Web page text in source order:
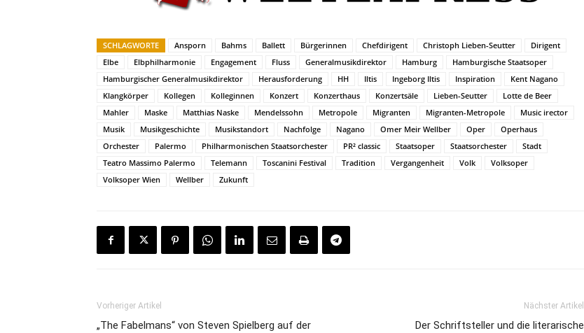
SCHLAGWORTE Ansporn Bahms Ballett Bürgerinnen Chefdirigent Christoph Lieben-Seutter
Dirigent
Elbe
Elbphilharmonie Engagement Fluss Generalmusikdirektor Hamburg
Hamburgische Staatsoper
Hamburgischer Generalmusikdirektor
Herausforderung HH Iltis Ingeborg Iltis Inspiration
Kent Nagano
Klangkörper
Kollegen Kolleginnen Konzert Konzerthaus Konzertsäle Lieben-Seutter
Lotte de Beer
Mahler
Maske Matthias Naske Mendelssohn Metropole Migranten Migranten-Metropole
Music irector
Musik
Musikgeschichte Musikstandort Nachfolge Nagano Omer Meir Wellber Oper
Operhaus
Orchester
Palermo Philharmonischen Staatsorchester PR² classic Staatsoper Staatsorchester
Stadt
Teatro Massimo Palermo
Telemann Toscanini Festival Tradition Vergangenheit Volk
Volksoper
Volksoper Wien
Wellber Zukunft
Vorheriger Artikel
„The Fabelmans“ von Steven Spielberg auf der
Nächster Artikel
Der Schriftsteller und die literarische